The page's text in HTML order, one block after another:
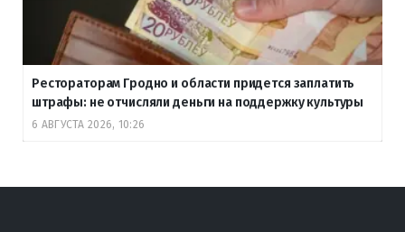
Рестораторам Гродно и области придется заплатить
штрафы: не отчисляли деньги на поддержку культуры
6 АВГУСТА 2026, 10:26